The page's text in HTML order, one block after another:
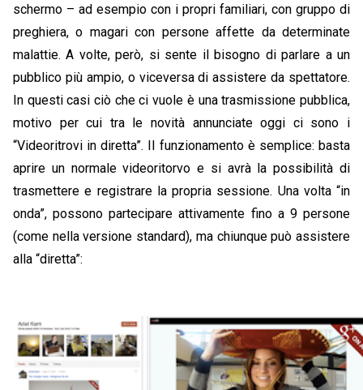
schermo – ad esempio con i propri familiari, con gruppo di
preghiera, o magari con persone affette da determinate
malattie. A volte, però, si sente il bisogno di parlare a un
pubblico più ampio, o viceversa di assistere da spettatore.
In questi casi ciò che ci vuole è una trasmissione pubblica,
motivo per cui tra le novità annunciate oggi ci sono i
“Videoritrovi in diretta”. Il funzionamento è semplice: basta
aprire un normale videoritorvo e si avrà la possibilità di
trasmettere e registrare la propria sessione. Una volta “in
onda”, possono partecipare attivamente fino a 9 persone
(come nella versione standard), ma chiunque può assistere
alla “diretta”: